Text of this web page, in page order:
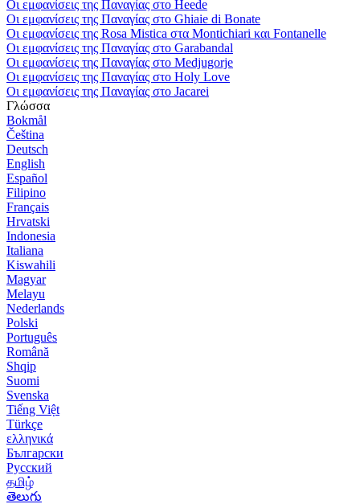
Οι εμφανίσεις της Παναγίας στο Heede
Οι εμφανίσεις της Παναγίας στο Ghiaie di Bonate
Οι εμφανίσεις της Rosa Mistica στα Montichiari και Fontanelle
Οι εμφανίσεις της Παναγίας στο Garabandal
Οι εμφανίσεις της Παναγίας στο Medjugorje
Οι εμφανίσεις της Παναγίας στο Holy Love
Οι εμφανίσεις της Παναγίας στο Jacarei
Γλώσσα
Bokmål
Čeština
Deutsch
English
Español
Filipino
Français
Hrvatski
Indonesia
Italiana
Kiswahili
Magyar
Melayu
Nederlands
Polski
Português
Română
Shqip
Suomi
Svenska
Tiếng Việt
Türkçe
ελληνικά
Български
Русский
தமிழ்
తెలుగు